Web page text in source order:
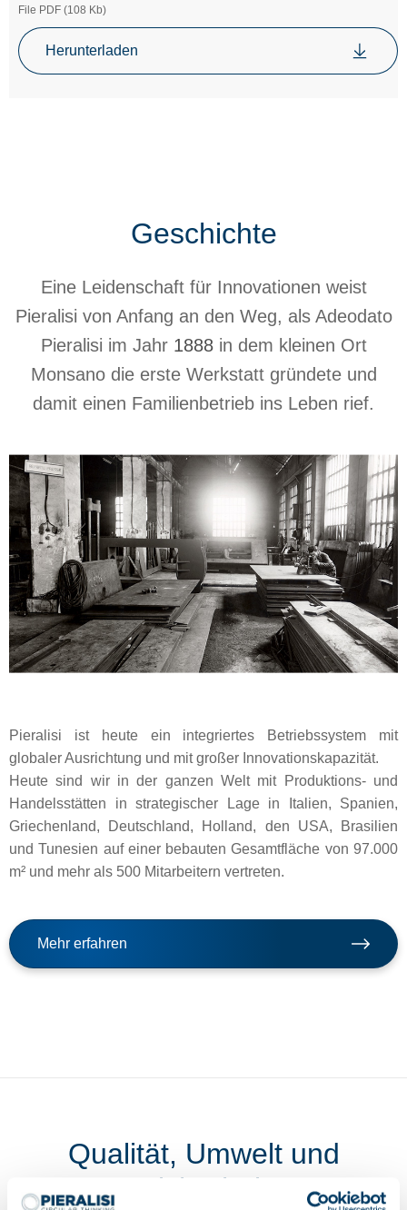
File PDF (108 Kb)
Herunterladen
Geschichte
Eine Leidenschaft für Innovationen weist
Pieralisi von Anfang an den Weg, als Adeodato
Pieralisi im Jahr 1888in dem kleinen Ort
Monsano die erste Werkstatt gründete und
damit einen Familienbetrieb ins Leben rief.
Pieralisi ist heute ein integriertes Betriebssystem mit
globaler Ausrichtung und mit großer Innovationskapazität.
Heute sind wir in der ganzen Welt mit Produktions- und
Handelsstätten in strategischer Lage in Italien, Spanien,
Griechenland, Deutschland, Holland, den USA, Brasilien
und Tunesien auf einer bebauten Gesamtfläche von 97.000
m² und mehr als 500 Mitarbeitern vertreten.
Mehr erfahren
Qualität, Umwelt und
Sicherheit